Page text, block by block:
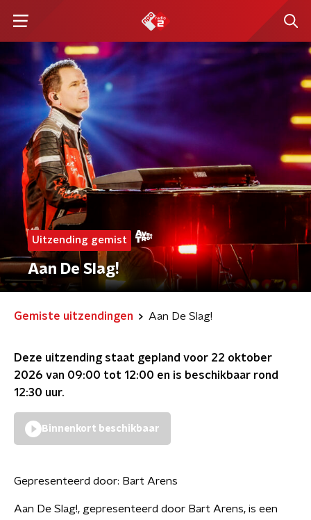
Uitzending gemist
Aan De Slag!
Gemiste uitzendingen Aan De Slag!
Deze uitzending staat gepland voor 22 oktober
2026 van 09:00 tot 12:00 en is beschikbaar rond
12:30 uur.
Binnenkort beschikbaar
Gepresenteerd door: Bart Arens
Aan De Slag!, gepresenteerd door Bart Arens, is een